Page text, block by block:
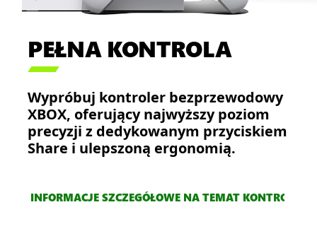
PEŁNA KONTROLA

Wypróbuj kontroler bezprzewodowy
XBOX, oferujący najwyższy poziom
precyzji z dedykowanym przyciskiem
Share i ulepszoną ergonomią.
INFORMACJE SZCZEGÓŁOWE NA TEMAT KONTROLERA